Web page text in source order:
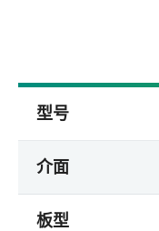
型号
介面
板型